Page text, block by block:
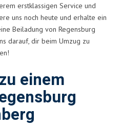
erstklassigen Service und
uns noch heute und erhalte ein
Beiladung von Regensburg
darauf, dir beim Umzug zu
einem